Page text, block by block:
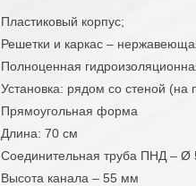
Пластиковый корпус;
Решетки и каркас –
Полноценная
Установка: рядом со стеной (на
Прямоугольная форма
Длина: 70 см
Соединительная труба ПНД – Ø
Высота канала – 55 мм